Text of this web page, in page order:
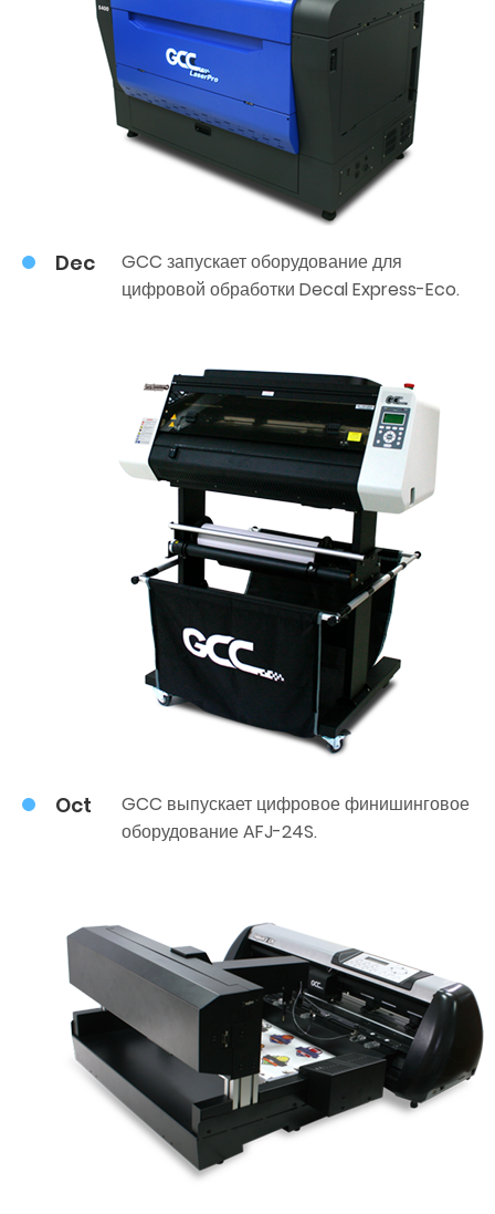
Dec
GCC запускает оборудование для
цифровой обработки Decal Express-Eco.
Oct
GCC выпускает цифровое финишинговое
оборудование AFJ-24S.